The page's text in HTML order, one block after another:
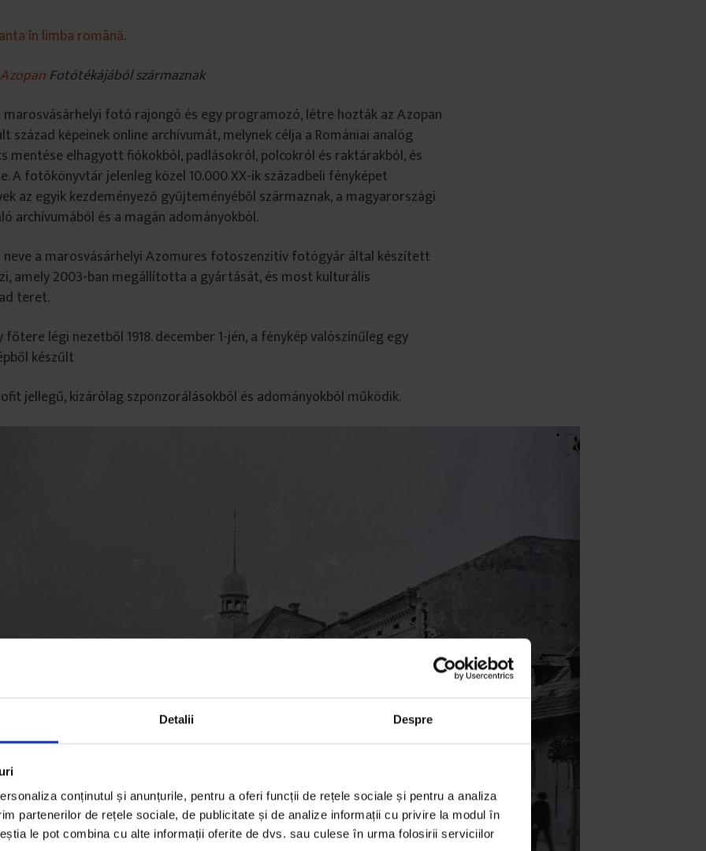
Detalii Despre
conținutul și anunțurile, pentru a oferi funcții de rețele sociale și pentru a analiza
partenerilor de rețele sociale, de publicitate și de analize informații cu privire la modul în
le pot combina cu alte informații oferite de dvs. sau culese în urma folosirii serviciilor
în limba română.
Azopan Fotótékájából származnak
marosvásárhelyi fotó rajongó és egy programozó, létre hozták az Azopan
század képeinek online archívumát, melynek célja a Romániai analóg
mentése elhagyott fiókokból, padlásokról, polcokról és raktárakból, és
A fotókönyvtár jelenleg közel 10.000 XX-ik századbeli fényképet
az egyik kezdeményező gyűjteményéből származnak, a magyarországi
archívumából és a magán adományokból.
a marosvásárhelyi Azomures fotoszenzitív fotógyár által készített
amely 2003-ban megállította a gyártását, és most kulturális
teret.
légi nezetből 1918. december 1-jén, a fénykép valószínűleg egy
készűlt
jellegű, kizárólag szponzorálásokból és adományokból működik.